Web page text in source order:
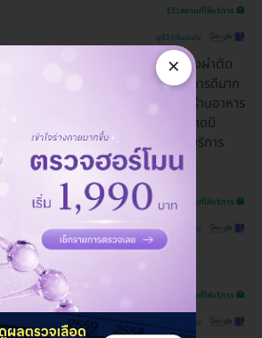
รีวิวสถานที่ให้บริการ 🏥
ดูรีวิวต้นฉบับ
ตาสั้นทั้งสองข้างพร้อมจองห้องพักหลังผ่าตัด
คิวผ่านทางไลน์ Line เจ้าหน้าที่บริการดีมาก
เจ้าหน้าที่ มีความ professional มีร้านอาหาร
ละมี 7-eleven อยู่ใกล้ๆ ห้องพักสะอาดมี
ใช้ส่วนตัวต้องนำมาเอง เพื่อนมาใช้บริการ
ห้องคู่
รีวิวสถานที่ให้บริการ 🏥
ดูรีวิวต้นฉบับ
รีวิวสถานที่ให้บริการ 🏥
ดูรีวิวต้นฉบับ
×